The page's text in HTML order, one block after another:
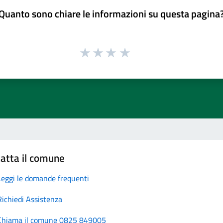
sono chiare le informazioni su questa
il comune
le domande frequenti
Assistenza
il comune 0825 849005